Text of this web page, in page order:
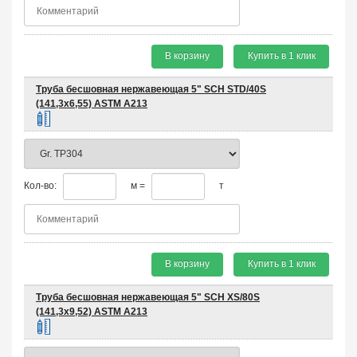
В корзину Купить в 1 клик
Труба бесшовная нержавеющая 5" SCH STD/40S
(141,3х6,55) ASTM A213
Кол-во: м = т
В корзину Купить в 1 клик
Труба бесшовная нержавеющая 5" SCH XS/80S
(141,3х9,52) ASTM A213